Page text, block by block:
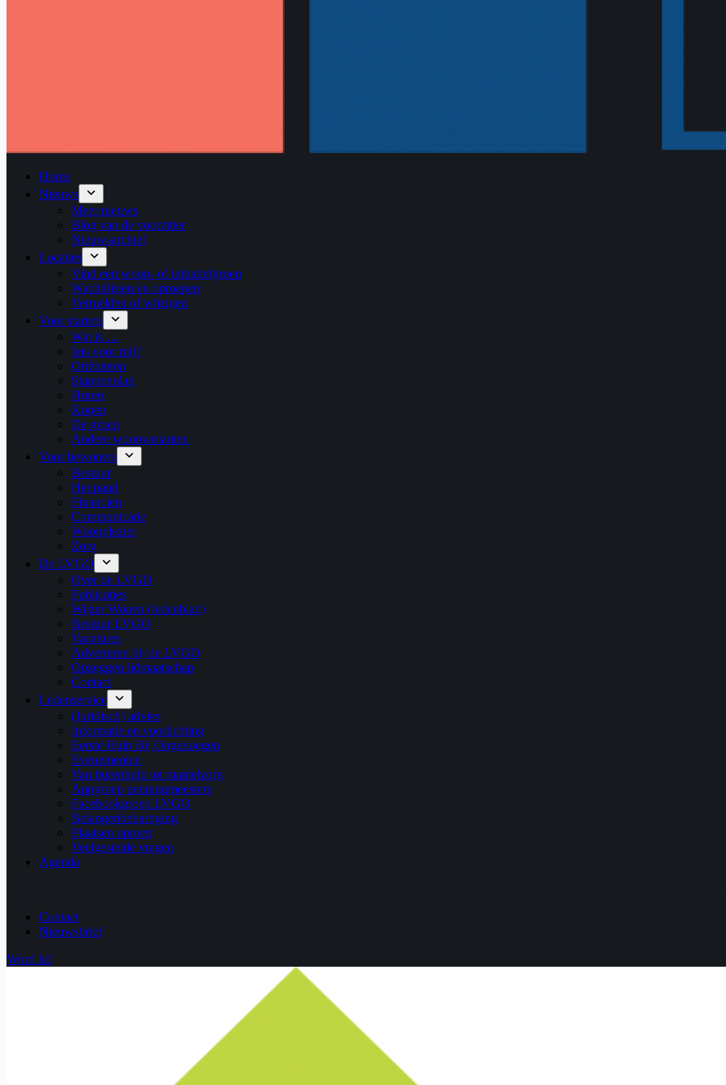
Home
Nieuws
Meer nieuws
Blog van de voorzitter
Nieuwsarchief
Locaties
Vind een woon- of initiatiefgroep
Wachtlijsten en oproepen
Vermelden of wijzigen
Voor starters
Wat is …
Iets voor mij?
Oriënteren
Stappenplan
Huren
Kopen
De groep
Andere woonvarianten
Voor bewoners
Bestuur
Het pand
Financiën
Communicatie
Woonplezier
Zorg
De LVGO
Over de LVGO
Publicaties
Wijzer Wonen (ledenblad)
Bestuur LVGO
Vacatures
Adverteren bij de LVGO
Opzeggen lidmaatschap
Contact
Ledenservice
(Juridisch) advies
Informatie en voorlichting
Eerste Hulp Bij Ongenoegen
Evenementen
Van burenhulp tot mantelzorg
Appgroep penningmeesters
Facebookgroep LVGO
Belangenbehartiging
Plaatsen oproep
Veelgestelde vragen
Agenda
Contact
Nieuwsbrief
Word lid